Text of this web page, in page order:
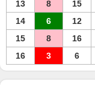
13
8 15
14
6 12
15
8 16
16
3 6